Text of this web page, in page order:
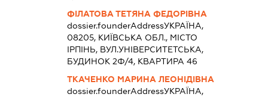
ФІЛАТОВА ТЕТЯНА ФЕДОРІВНА
dossier.founderAddressУКРАЇНА,
08205, КИЇВСЬКА ОБЛ., МІСТО
ІРПІНЬ, ВУЛ.УНІВЕРСИТЕТСЬКА,
БУДИНОК 2Ф/4, КВАРТИРА 46
ТКАЧЕНКО МАРИНА ЛЕОНІДІВНА
dossier.founderAddressУКРАЇНА,